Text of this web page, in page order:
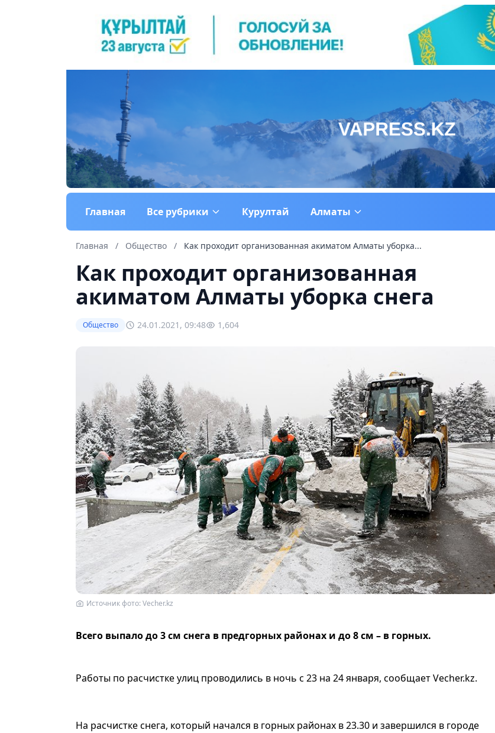
Главная Все рубрики Курултай Алматы
Главная / Общество / Как проходит организованная акиматом Алматы уборка...
Как проходит организованная
акиматом Алматы уборка снега
Общество 24.01.2021, 09:48 1,604
Источник фото: Vecher.kz
Всего выпало до 3 см снега в предгорных районах и до 8 см – в горных.
Работы по расчистке улиц проводились в ночь с 23 на 24 января, сообщает Vecher.kz.
На расчистке снега, который начался в горных районах в 23.30 и завершился в городе